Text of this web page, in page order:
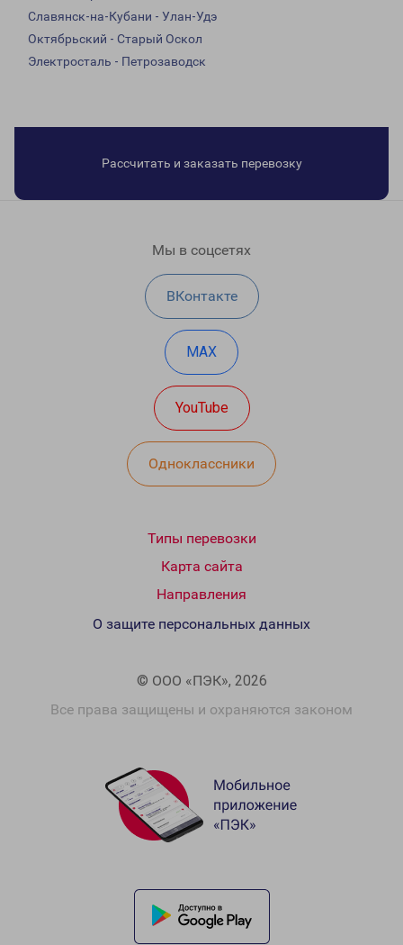
Славянск-на-Кубани - Улан-Удэ
Октябрьский - Старый Оскол
Электросталь - Петрозаводск
Рассчитать и заказать перевозку
Мы в соцсетях
ВКонтакте
MAX
YouTube
Одноклассники
Типы перевозки
Карта сайта
Направления
© ООО «ПЭК», 2026
Все права защищены и охраняются законом
О защите персональных данных